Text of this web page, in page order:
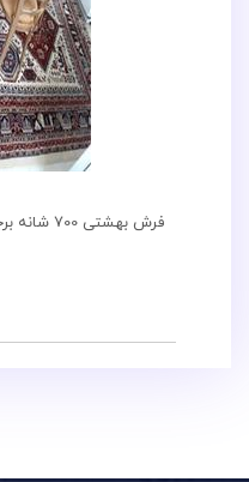
فرش بهشتی 700 شانه برجسته 8 رنگ